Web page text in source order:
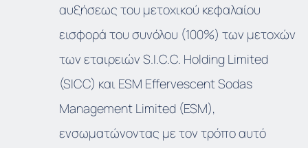
αυξήσεως του μετοχικού κεφαλαίου
εισφορά του συνόλου (100%) των μετοχών
των εταιρειών S.I.C.C. Holding Limited
(SICC) και ESM Effervescent Sodas
Management Limited (ESM),
ενσωματώνοντας με τον τρόπο αυτό